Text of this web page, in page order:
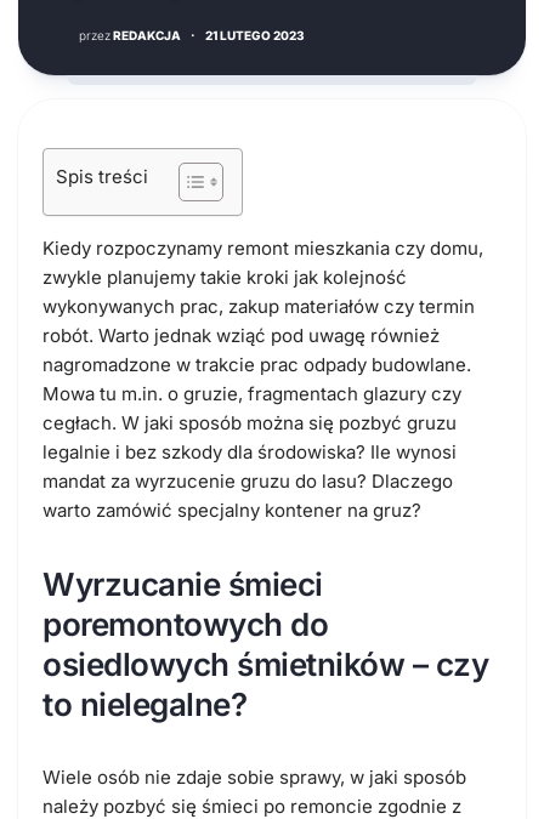
przezREDAKCJA · 21 LUTEGO 2023
Spis treści
Kiedy rozpoczynamy remont mieszkania czy domu,
zwykle planujemy takie kroki jak kolejność
wykonywanych prac, zakup materiałów czy termin
robót. Warto jednak wziąć pod uwagę również
nagromadzone w trakcie prac odpady budowlane.
Mowa tu m.in. o gruzie, fragmentach glazury czy
cegłach. W jaki sposób można się pozbyć gruzu
legalnie i bez szkody dla środowiska? Ile wynosi
mandat za wyrzucenie gruzu do lasu? Dlaczego
warto zamówić specjalny kontener na gruz?
Wyrzucanie śmieci
poremontowych do
osiedlowych śmietników – czy
to nielegalne?
Wiele osób nie zdaje sobie sprawy, w jaki sposób
należy pozbyć się śmieci po remoncie zgodnie z